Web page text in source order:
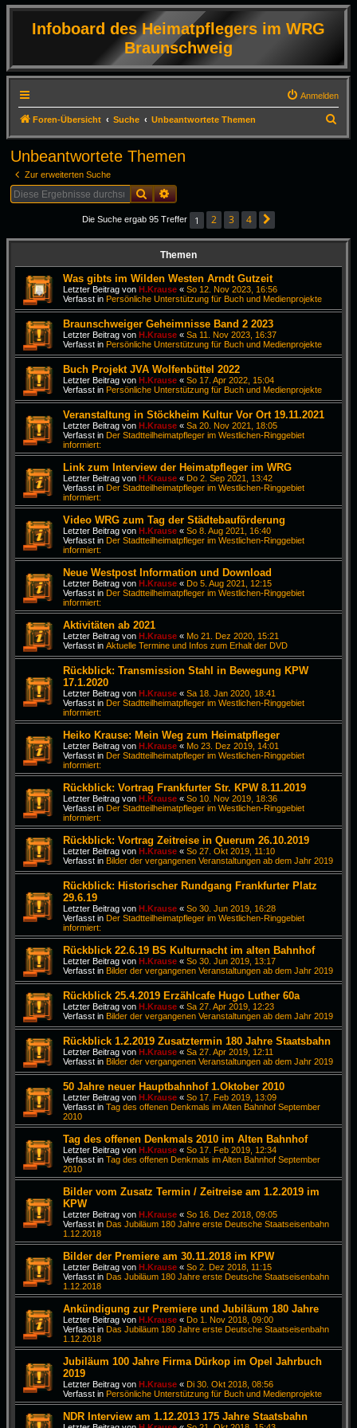
Infoboard des Heimatpflegers im WRG
Braunschweig
Anmelden
Foren-Übersicht Suche Unbeantwortete Themen
u
Unbeantwortete Themen
Zur erweiterten Suche
SucheErweiterte Suche
Die Suche ergab 95 Treffer 1 2 3 4
Themen
Was gibts im Wilden Westen Arndt Gutzeit
Letzter Beitrag von H.Krause « So 12. Nov 2023, 16:56
Verfasst in Persönliche Unterstützung für Buch und Medienprojekte
Braunschweiger Geheimnisse Band 2 2023
Letzter Beitrag von H.Krause « Sa 11. Nov 2023, 16:37
Verfasst in Persönliche Unterstützung für Buch und Medienprojekte
Buch Projekt JVA Wolfenbüttel 2022
Letzter Beitrag von H.Krause « So 17. Apr 2022, 15:04
Verfasst in Persönliche Unterstützung für Buch und Medienprojekte
Veranstaltung in Stöckheim Kultur Vor Ort 19.11.2021
Letzter Beitrag von H.Krause « Sa 20. Nov 2021, 18:05
Verfasst in Der Stadtteilheimatpfleger im Westlichen-Ringgebiet
informiert:
Link zum Interview der Heimatpfleger im WRG
Letzter Beitrag von H.Krause « Do 2. Sep 2021, 13:42
Verfasst in Der Stadtteilheimatpfleger im Westlichen-Ringgebiet
informiert:
Video WRG zum Tag der Städtebauförderung
Letzter Beitrag von H.Krause « So 8. Aug 2021, 16:40
Verfasst in Der Stadtteilheimatpfleger im Westlichen-Ringgebiet
informiert:
Neue Westpost Information und Download
Letzter Beitrag von H.Krause « Do 5. Aug 2021, 12:15
Verfasst in Der Stadtteilheimatpfleger im Westlichen-Ringgebiet
informiert:
Aktivitäten ab 2021
Letzter Beitrag von H.Krause « Mo 21. Dez 2020, 15:21
Verfasst in Aktuelle Termine und Infos zum Erhalt der DVD
Rückblick: Transmission Stahl in Bewegung KPW
17.1.2020
Letzter Beitrag von H.Krause « Sa 18. Jan 2020, 18:41
Verfasst in Der Stadtteilheimatpfleger im Westlichen-Ringgebiet
informiert:
Heiko Krause: Mein Weg zum Heimatpfleger
Letzter Beitrag von H.Krause « Mo 23. Dez 2019, 14:01
Verfasst in Der Stadtteilheimatpfleger im Westlichen-Ringgebiet
informiert:
Rückblick: Vortrag Frankfurter Str. KPW 8.11.2019
Letzter Beitrag von H.Krause « So 10. Nov 2019, 18:36
Verfasst in Der Stadtteilheimatpfleger im Westlichen-Ringgebiet
informiert:
Rückblick: Vortrag Zeitreise in Querum 26.10.2019
Letzter Beitrag von H.Krause « So 27. Okt 2019, 11:10
Verfasst in Bilder der vergangenen Veranstaltungen ab dem Jahr 2019
Rückblick: Historischer Rundgang Frankfurter Platz
29.6.19
Letzter Beitrag von H.Krause « So 30. Jun 2019, 16:28
Verfasst in Der Stadtteilheimatpfleger im Westlichen-Ringgebiet
informiert:
Rückblick 22.6.19 BS Kulturnacht im alten Bahnhof
Letzter Beitrag von H.Krause « So 30. Jun 2019, 13:17
Verfasst in Bilder der vergangenen Veranstaltungen ab dem Jahr 2019
Rückblick 25.4.2019 Erzählcafe Hugo Luther 60a
Letzter Beitrag von H.Krause « Sa 27. Apr 2019, 12:23
Verfasst in Bilder der vergangenen Veranstaltungen ab dem Jahr 2019
Rückblick 1.2.2019 Zusatztermin 180 Jahre Staatsbahn
Letzter Beitrag von H.Krause « Sa 27. Apr 2019, 12:11
Verfasst in Bilder der vergangenen Veranstaltungen ab dem Jahr 2019
50 Jahre neuer Hauptbahnhof 1.Oktober 2010
Letzter Beitrag von H.Krause « So 17. Feb 2019, 13:09
Verfasst in Tag des offenen Denkmals im Alten Bahnhof September
2010
Tag des offenen Denkmals 2010 im Alten Bahnhof
Letzter Beitrag von H.Krause « So 17. Feb 2019, 12:34
Verfasst in Tag des offenen Denkmals im Alten Bahnhof September
2010
Bilder vom Zusatz Termin / Zeitreise am 1.2.2019 im
KPW
Letzter Beitrag von H.Krause « So 16. Dez 2018, 09:05
Verfasst in Das Jubiläum 180 Jahre erste Deutsche Staatseisenbahn
1.12.2018
Bilder der Premiere am 30.11.2018 im KPW
Letzter Beitrag von H.Krause « So 2. Dez 2018, 11:15
Verfasst in Das Jubiläum 180 Jahre erste Deutsche Staatseisenbahn
1.12.2018
Ankündigung zur Premiere und Jubiläum 180 Jahre
Letzter Beitrag von H.Krause « Do 1. Nov 2018, 09:00
Verfasst in Das Jubiläum 180 Jahre erste Deutsche Staatseisenbahn
1.12.2018
Jubiläum 100 Jahre Firma Dürkop im Opel Jahrbuch
2019
Letzter Beitrag von H.Krause « Di 30. Okt 2018, 08:56
Verfasst in Persönliche Unterstützung für Buch und Medienprojekte
NDR Interview am 1.12.2013 175 Jahre Staatsbahn